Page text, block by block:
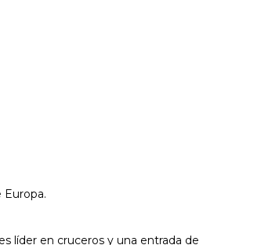
líder en cruceros y una entrada de